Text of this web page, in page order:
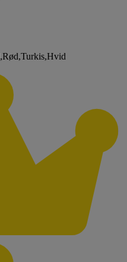
,Rød,Turkis,Hvid